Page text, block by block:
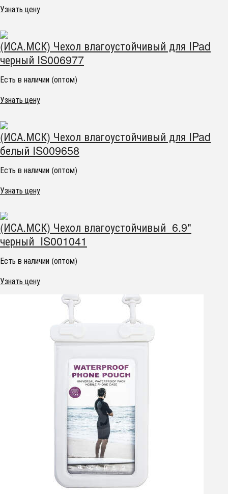
Узнать цену
(ИСА.МСК) Чехол влагоустойчивый для IPad
черный IS006977
Есть в наличии (оптом)
Узнать цену
(ИСА.МСК) Чехол влагоустойчивый для IPad
белый IS009658
Есть в наличии (оптом)
Узнать цену
(ИСА.МСК) Чехол влагоустойчивый 6.9"
черный IS001041
Есть в наличии (оптом)
Узнать цену